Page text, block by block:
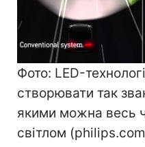
Фото: LED-
створювати так
якими можна весь
світлом